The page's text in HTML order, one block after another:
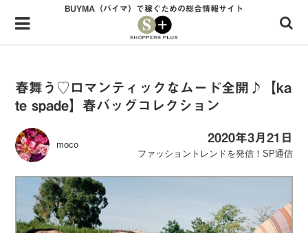
Menu
HOME
34歳独身OLバイマ実践記
無在庫で自由気ままに稼ぐ！バイマ実践記
BUYMAで人気のブランド
BUYMAの売れ筋商品
BUYMA（バイマ）で稼ぐための総合情報サイト
春舞う♡ロマンティックなムード全開♪【ka
te spade】春バッグコレクション
moco
2020年3月21日
ファッショントレンドを発信！SP通信